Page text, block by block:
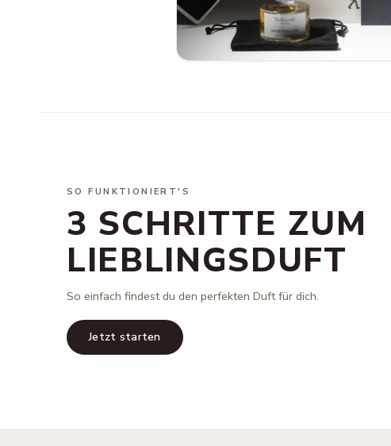
SO FUNKTIONIERT'S
3 SCHRITTE ZUM
LIEBLINGSDUFT
So einfach findest du den perfekten Duft für dich.
Jetzt starten